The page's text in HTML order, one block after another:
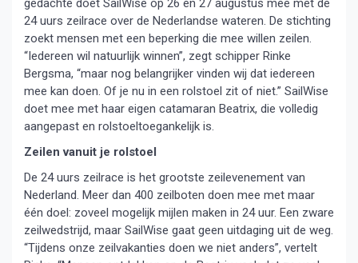
gedachte doet SailWise op 26 en 27 augustus mee met de
24 uurs zeilrace over de Nederlandse wateren. De stichting
zoekt mensen met een beperking die mee willen zeilen.
“Iedereen wil natuurlijk winnen”, zegt schipper Rinke
Bergsma, “maar nog belangrijker vinden wij dat iedereen
mee kan doen. Of je nu in een rolstoel zit of niet.” SailWise
doet mee met haar eigen catamaran Beatrix, die volledig
aangepast en rolstoeltoegankelijk is.
Zeilen vanuit je rolstoel
De 24 uurs zeilrace is het grootste zeilevenement van
Nederland. Meer dan 400 zeilboten doen mee met maar
één doel: zoveel mogelijk mijlen maken in 24 uur. Een zware
zeilwedstrijd, maar SailWise gaat geen uitdaging uit de weg.
“Tijdens onze zeilvakanties doen we niet anders”, vertelt